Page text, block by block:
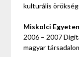
kulturális
Miskolci
2006 – 2007
magyar